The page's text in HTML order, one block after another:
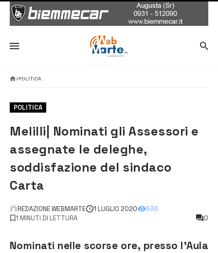
POLITICA
POLITICA
Melilli| Nominati gli Assessori e
assegnate le deleghe,
soddisfazione del sindaco
Carta
REDAZIONE WEBMARTE 1 LUGLIO 2020
536
1 MINUTI DI LETTURA
0
Nominati nelle scorse ore, presso l’Aula